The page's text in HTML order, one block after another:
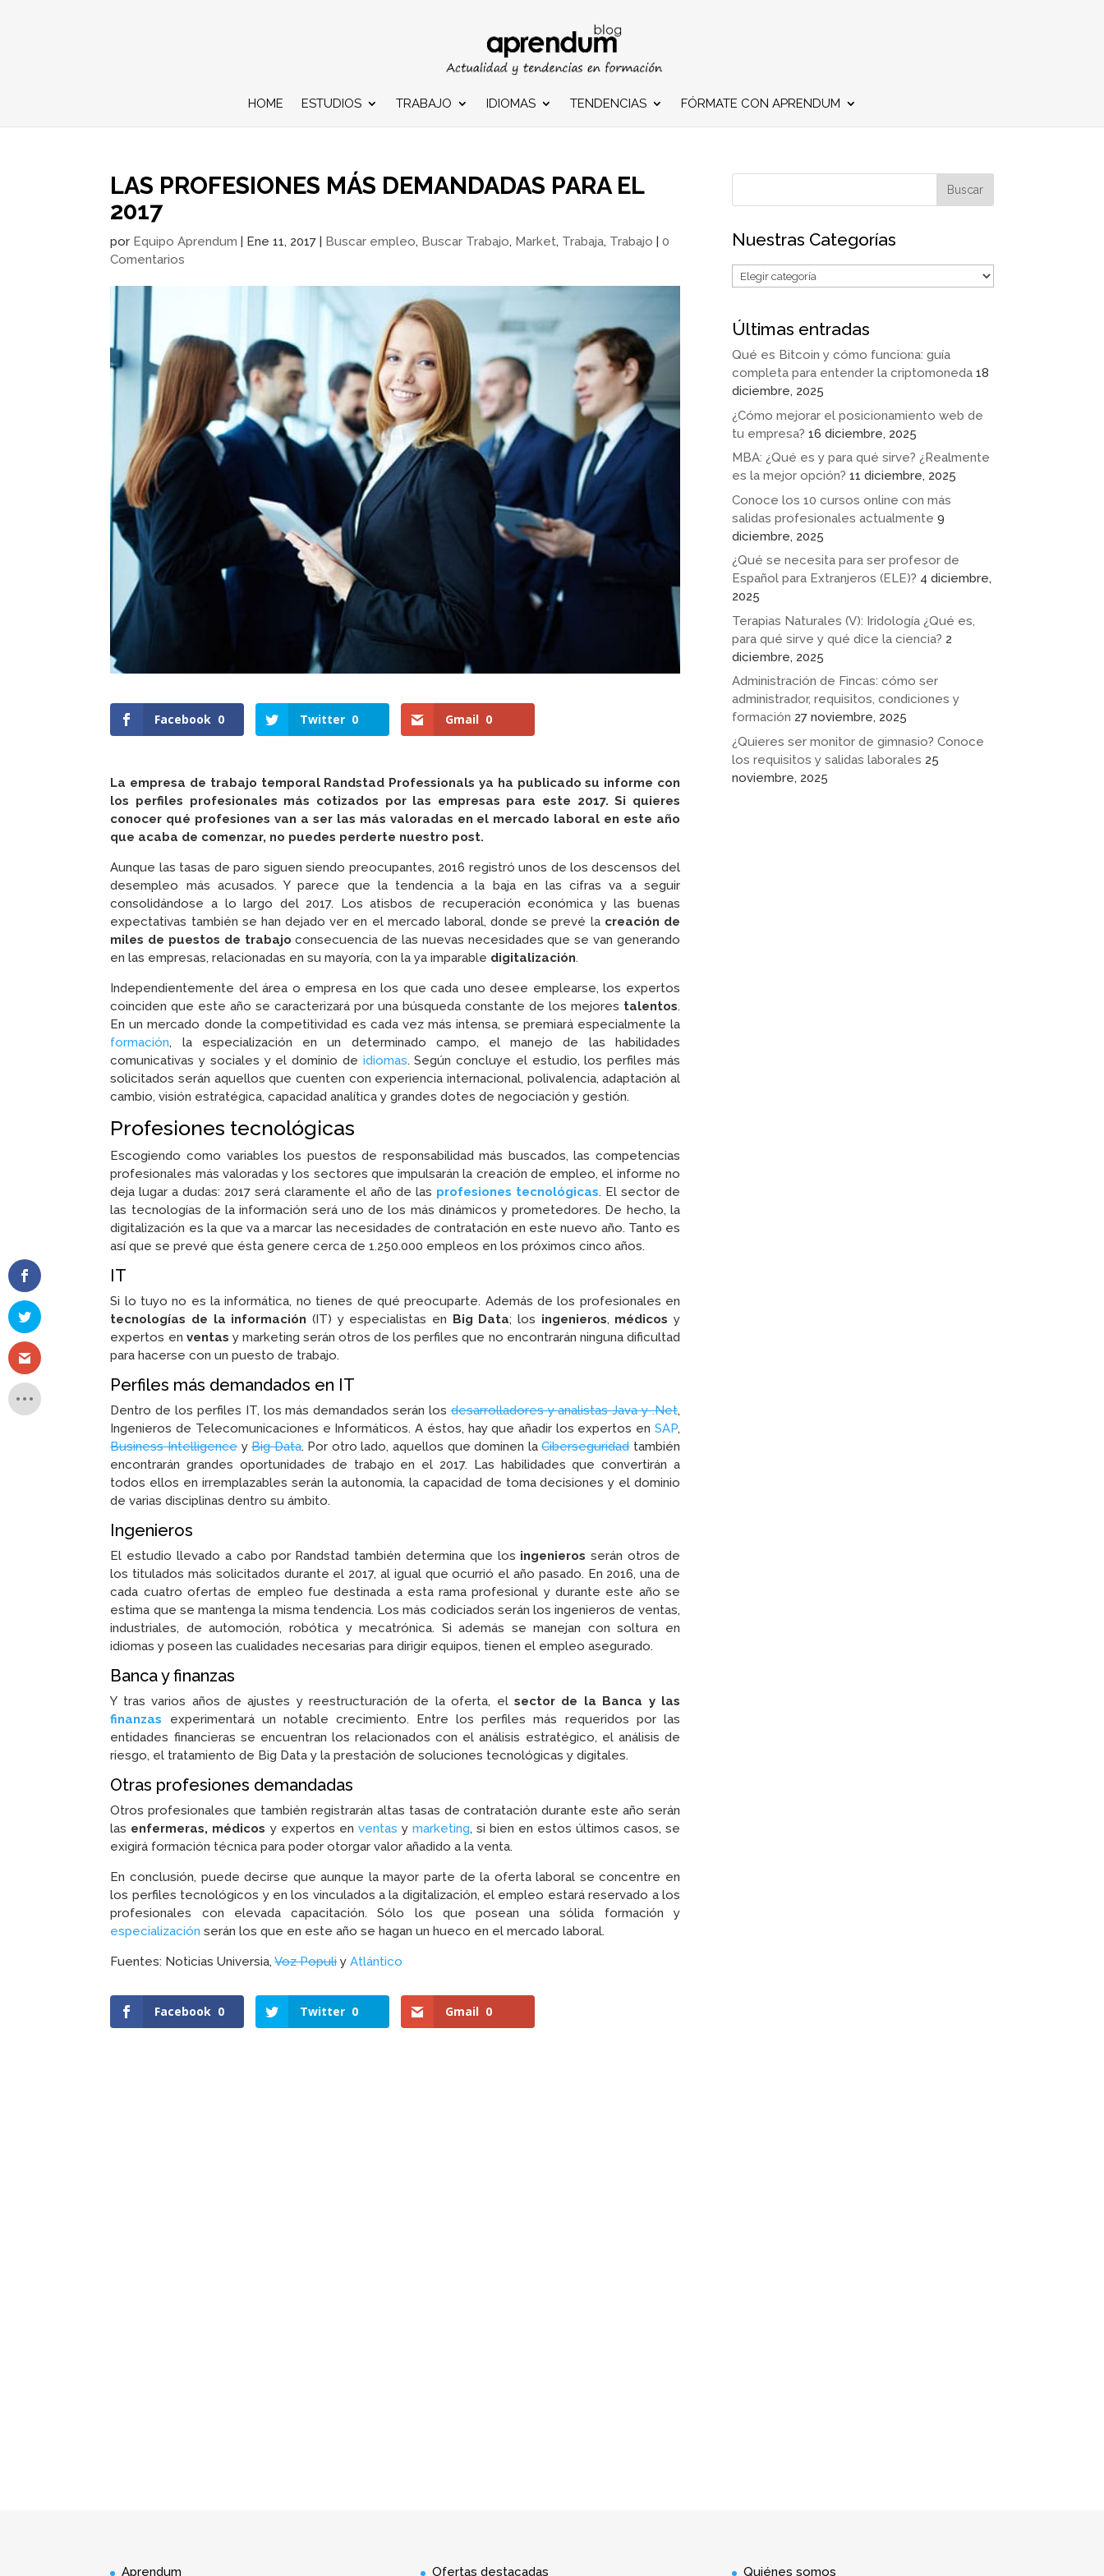
HOME ESTUDIOS TRABAJO IDIOMAS TENDENCIAS FÓRMATE CON APRENDUM
LAS PROFESIONES MÁS DEMANDADAS PARA EL
2017
por Equipo Aprendum | Ene 11, 2017 | Buscar empleo, Buscar Trabajo, Market, Trabaja, Trabajo |0
Comentarios
Facebook 0 Twitter 0 Gmail 0
La empresa de trabajo temporal Randstad Professionals ya ha publicado su informe con
los perfiles profesionales más cotizados por las empresas para este 2017. Si quieres
conocer qué profesiones van a ser las más valoradas en el mercado laboral en este año
que acaba de comenzar, no puedes perderte nuestro post.
Aunque las tasas de paro siguen siendo preocupantes, 2016 registró unos de los descensos del
desempleo más acusados. Y parece que la tendencia a la baja en las cifras va a seguir
consolidándose a lo largo del 2017. Los atisbos de recuperación económica y las buenas
expectativas también se han dejado ver en el mercado laboral, donde se prevé la creación de
miles de puestos de trabajo consecuencia de las nuevas necesidades que se van generando
en las empresas, relacionadas en su mayoría, con la ya imparable digitalización.
Independientemente del área o empresa en los que cada uno desee emplearse, los expertos
coinciden que este año se caracterizará por una búsqueda constante de los mejores talentos.
En un mercado donde la competitividad es cada vez más intensa, se premiará especialmente la
formación, la especialización en un determinado campo, el manejo de las habilidades
comunicativas y sociales y el dominio de idiomas. Según concluye el estudio, los perfiles más
solicitados serán aquellos que cuenten con experiencia internacional, polivalencia, adaptación al
cambio, visión estratégica, capacidad analítica y grandes dotes de negociación y gestión.
Profesiones tecnológicas
Escogiendo como variables los puestos de responsabilidad más buscados, las competencias
profesionales más valoradas y los sectores que impulsarán la creación de empleo, el informe no
deja lugar a dudas: 2017 será claramente el año de las profesiones tecnológicas. El sector de
las tecnologías de la información será uno de los más dinámicos y prometedores. De hecho, la
digitalización es la que va a marcar las necesidades de contratación en este nuevo año. Tanto es
así que se prevé que ésta genere cerca de 1.250.000 empleos en los próximos cinco años.
IT
Si lo tuyo no es la informática, no tienes de qué preocuparte. Además de los profesionales en
tecnologías de la información (IT) y especialistas en Big Data; los ingenieros, médicos y
expertos en ventas y marketing serán otros de los perfiles que no encontrarán ninguna dificultad
para hacerse con un puesto de trabajo.
Perfiles más demandados en IT
Dentro de los perfiles IT, los más demandados serán losdesarrolladores y analistas Java y .Net,
Ingenieros de Telecomunicaciones e Informáticos. A éstos, hay que añadir los expertos en SAP,
Business IntelligenceyBig Data. Por otro lado, aquellos que dominen laCiberseguridadtambién
encontrarán grandes oportunidades de trabajo en el 2017. Las habilidades que convertirán a
todos ellos en irremplazables serán la autonomía, la capacidad de toma decisiones y el dominio
de varias disciplinas dentro su ámbito.
Ingenieros
El estudio llevado a cabo por Randstad también determina que los ingenieros serán otros de
los titulados más solicitados durante el 2017, al igual que ocurrió el año pasado. En 2016, una de
cada cuatro ofertas de empleo fue destinada a esta rama profesional y durante este año se
estima que se mantenga la misma tendencia. Los más codiciados serán los ingenieros de ventas,
industriales, de automoción, robótica y mecatrónica. Si además se manejan con soltura en
idiomas y poseen las cualidades necesarias para dirigir equipos, tienen el empleo asegurado.
Banca y finanzas
Y tras varios años de ajustes y reestructuración de la oferta, el sector de la Banca y las
finanzas experimentará un notable crecimiento. Entre los perfiles más requeridos por las
entidades financieras se encuentran los relacionados con el análisis estratégico, el análisis de
riesgo, el tratamiento de Big Data y la prestación de soluciones tecnológicas y digitales.
Otras profesiones demandadas
Otros profesionales que también registrarán altas tasas de contratación durante este año serán
las enfermeras, médicos y expertos en ventas y marketing, si bien en estos últimos casos, se
exigirá formación técnica para poder otorgar valor añadido a la venta.
En conclusión, puede decirse que aunque la mayor parte de la oferta laboral se concentre en
los perfiles tecnológicos y en los vinculados a la digitalización, el empleo estará reservado a los
profesionales con elevada capacitación. Sólo los que posean una sólida formación y
especialización serán los que en este año se hagan un hueco en el mercado laboral.
Fuentes: Noticias Universia,Voz PopuliyAtlántico
Facebook 0 Twitter 0 Gmail 0
Nuestras Categorías
Últimas entradas
Qué es Bitcoin y cómo funciona: guía
completa para entender la criptomoneda 18
diciembre, 2025
¿Cómo mejorar el posicionamiento web de
tu empresa? 16 diciembre, 2025
MBA: ¿Qué es y para qué sirve? ¿Realmente
es la mejor opción? 11 diciembre, 2025
Conoce los 10 cursos online con más
salidas profesionales actualmente 9
diciembre, 2025
¿Qué se necesita para ser profesor de
Español para Extranjeros (ELE)? 4 diciembre,
2025
Terapias Naturales (V): Iridología ¿Qué es,
para qué sirve y qué dice la ciencia? 2
diciembre, 2025
Administración de Fincas: cómo ser
administrador, requisitos, condiciones y
formación 27 noviembre, 2025
¿Quieres ser monitor de gimnasio? Conoce
los requisitos y salidas laborales 25
noviembre, 2025
Aprendum Ofertas destacadas Quiénes somos